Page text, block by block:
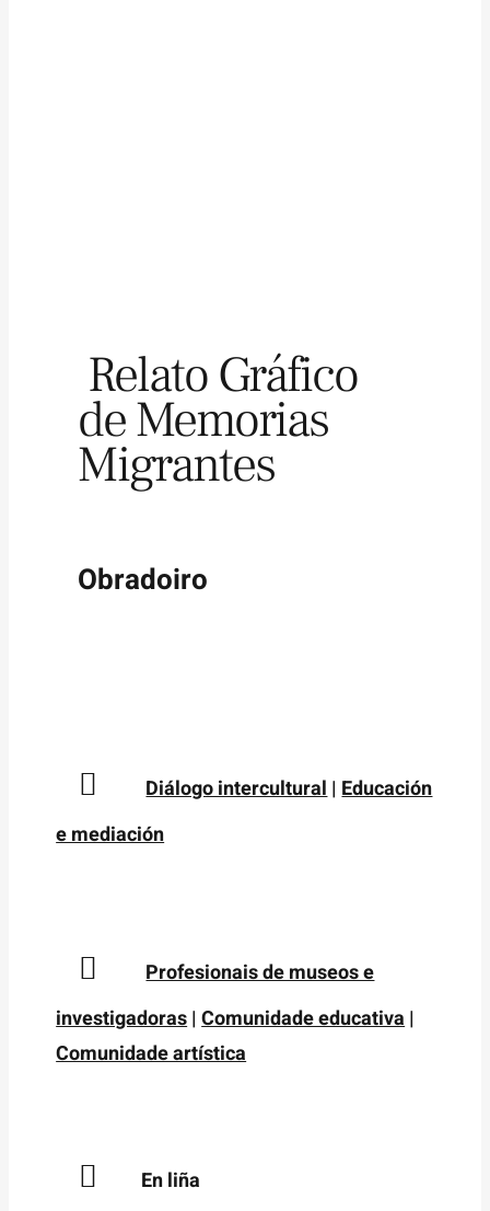
Relato Gráfico
de Memorias
Migrantes
Obradoiro
Diálogo intercultural|Educación
e mediación
Profesionais de museos e
investigadoras|Comunidade educativa|
Comunidade artística
En liña